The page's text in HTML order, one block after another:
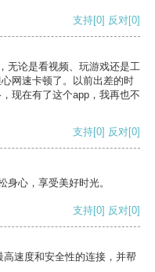
支持[0] 反对[0]
无论是看视频、玩游戏还是工
网速卡顿了。以前出差的时
现在有了这个app，我再也不
支持[0] 反对[0]
身心，享受美好时光。
支持[0] 反对[0]
速度和安全性的连接，并帮